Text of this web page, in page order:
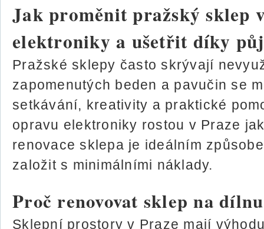
Jak proměnit pražský sklep
elektroniky a ušetřit díky
Pražské sklepy často skrývají
zapomenutých beden a pavučin se
setkávání, kreativity a praktické
opravu elektroniky rostou v Praze
renovace sklepa je ideálním
založit s minimálními náklady.
Proč renovovat sklep na
Sklepní prostory v Praze mají